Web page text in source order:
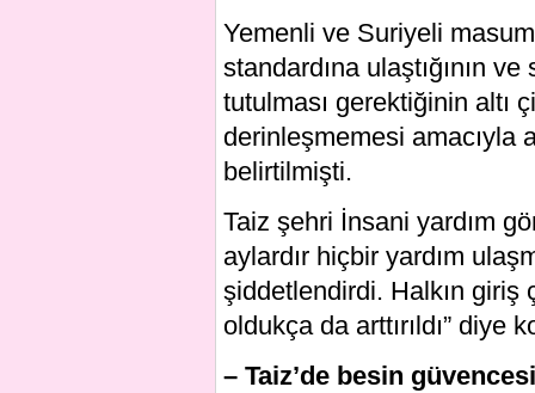
Yemenli ve Suriyeli
standardına ulaştığının
tutulması gerektiğinin altı
derinleşmemesi amacıyla
belirtilmişti.
Taiz şehri İnsani yardım
aylardır hiçbir yardım
şiddetlendirdi. Halkın giriş
oldukça da arttırıldı” diye
– Taiz’de besin